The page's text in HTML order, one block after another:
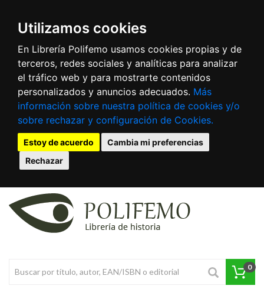
Utilizamos cookies
En Librería Polifemo usamos cookies propias y de
terceros, redes sociales y analíticas para analizar
el tráfico web y para mostrarte contenidos
personalizados y anuncios adecuados. Más
información sobre nuestra política de cookies y/o
sobre rechazar y configuración de Cookies.
Estoy de acuerdo
Cambia mi preferencias
Rechazar
0